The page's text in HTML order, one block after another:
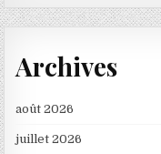
Archives
août 2026
juillet 2026